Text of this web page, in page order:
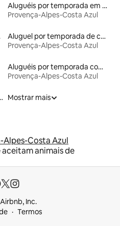
Aluguéis por temporada em hotéis-fazenda
Provença-Alpes-Costa Azul
Aluguel por temporada de casas na terra
Provença-Alpes-Costa Azul
Aluguéis por temporada com caiaque
Provença-Alpes-Costa Azul
de iurtas Mostrar mais
Alpes-Costa Azul
animais de
Inc.
Termos